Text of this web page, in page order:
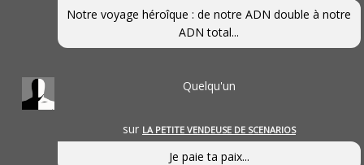
Notre voyage héroîque : de notre ADN double à notre
ADN total...
Quelqu'un
sur LA PETITE VENDEUSE DE SCENARIOS
Je paie ta paix...